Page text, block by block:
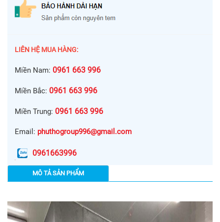
LIÊN HỆ MUA HÀNG:
Miền Nam: 0961 663 996
Miền Bắc: 0961 663 996
Miền Trung: 0961 663 996
Email: phuthogroup996@gmail.com
0961663996
MÔ TẢ SẢN PHẨM